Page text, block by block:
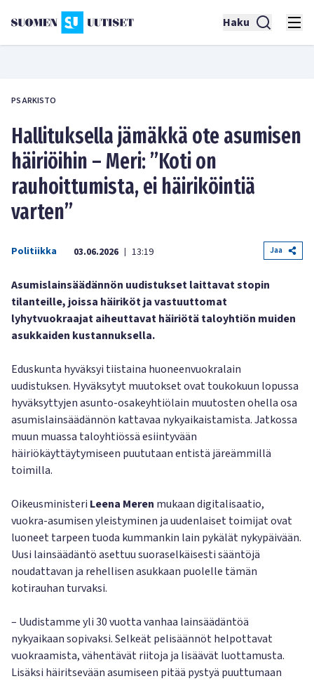
Haku
PS ARKISTO
Hallituksella jämäkkä ote asumisen
häiriöihin – Meri: ”Koti on
rauhoittumista, ei häiriköintiä
varten”
Politiikka 03.06.2026 | 13:19 Jaa
Asumislainsäädännön uudistukset laittavat stopin
tilanteille, joissa häiriköt ja vastuuttomat
lyhytvuokraajat aiheuttavat häiriötä taloyhtiön muiden
asukkaiden kustannuksella.
Eduskunta hyväksyi tiistaina huoneenvuokralain
uudistuksen. Hyväksytyt muutokset ovat toukokuun lopussa
hyväksyttyjen asunto-osakeyhtiölain muutosten ohella osa
asumislainsäädännön kattavaa nykyaikaistamista. Jatkossa
muun muassa taloyhtiössä esiintyvään
häiriökäyttäytymiseen puututaan entistä järeämmillä
toimilla.
Oikeusministeri Leena Meren mukaan digitalisaatio,
vuokra-asumisen yleistyminen ja uudenlaiset toimijat ovat
luoneet tarpeen tuoda kummankin lain pykälät nykypäivään.
Uusi lainsäädäntö asettuu suoraselkäisesti sääntöjä
noudattavan ja rehellisen asukkaan puolelle tämän
kotirauhan turvaksi.
– Uudistamme yli 30 vuotta vanhaa lainsäädäntöä
nykyaikaan sopivaksi. Selkeät pelisäännöt helpottavat
vuokraamista, vähentävät riitoja ja lisäävät luottamusta.
Lisäksi häiritsevään asumiseen pitää pystyä puuttumaan